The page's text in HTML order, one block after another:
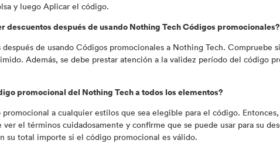
y luego Aplicar el código.
descuentos después de usando Nothing Tech Códigos promocionales?
de usando Códigos promocionales a Nothing Tech. Compruebe
Además, se debe prestar atención a la validez período del código
promocional del Nothing Tech a todos los elementos?
a cualquier estilos que sea elegible para el código.
ver el términos cuidadosamente y confirme que se puede usar para su
su total importe si el código promocional es válido.